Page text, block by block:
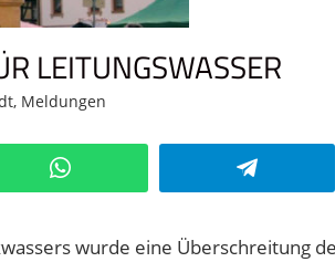
LEITUNGSWASSER
, Meldungen
WhatsApp Telegram
wurde eine Überschreitung